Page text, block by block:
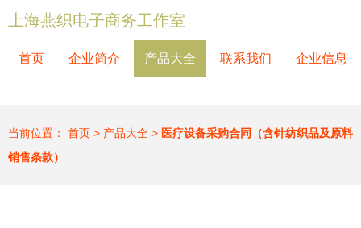
上海燕织电子商务工作室
首页 企业简介 产品大全 联系我们 企业信息
当前位置： 首页 > 产品大全 > 医疗设备采购合同（含针纺织品及原料
销售条款）